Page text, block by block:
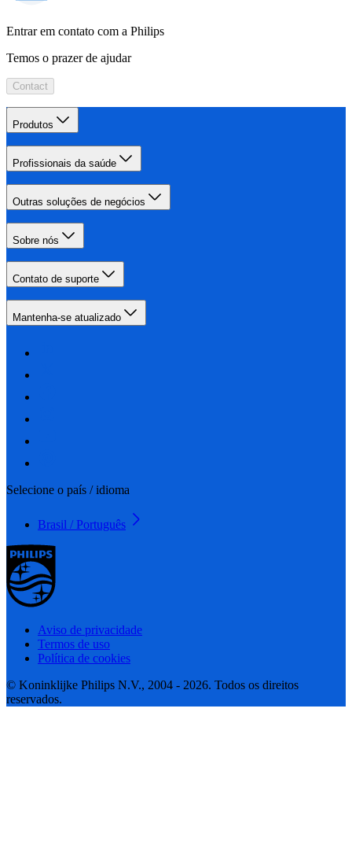
Entrar em contato com a Philips
Temos o prazer de ajudar
Contact
Produtos
Profissionais da saúde
Outras soluções de negócios
Sobre nós
Contato de suporte
Mantenha-se atualizado
Selecione o país / idioma
Brasil / Português
Aviso de privacidade
Termos de uso
Política de cookies
© Koninklijke Philips N.V., 2004 - 2026. Todos os direitos
reservados.